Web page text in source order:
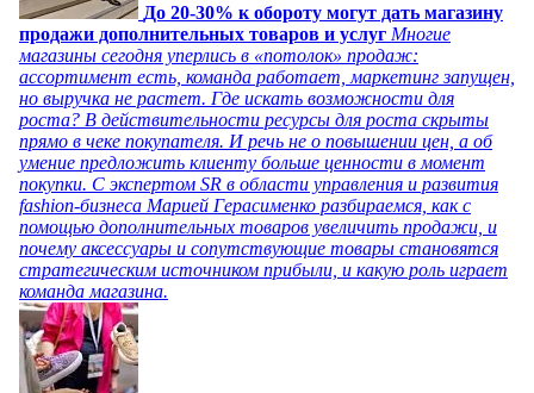
До 20-30% к обороту могут дать магазину
продажи дополнительных товаров и услуг Многие
магазины сегодня уперлись в «потолок» продаж:
ассортимент есть, команда работает, маркетинг запущен,
но выручка не растет. Где искать возможности для
роста? В действительности ресурсы для роста скрыты
прямо в чеке покупателя. И речь не о повышении цен, а об
умение предложить клиенту больше ценности в момент
покупки. С экспертом SR в области управления и развития
fashion-бизнеса Марией Герасименко разбираемся, как с
помощью дополнительных товаров увеличить продажи, и
почему аксессуары и сопутствующие товары становятся
стратегическим источником прибыли, и какую роль играет
команда магазина.